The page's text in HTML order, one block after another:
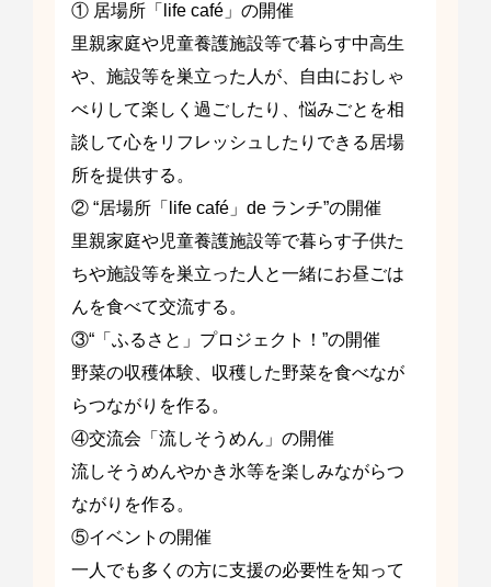
① 居場所「life café」の開催
里親家庭や児童養護施設等で暮らす中高生
や、施設等を巣立った人が、自由におしゃ
べりして楽しく過ごしたり、悩みごとを相
談して心をリフレッシュしたりできる居場
所を提供する。
② “居場所「life café」de ランチ”の開催
里親家庭や児童養護施設等で暮らす子供た
ちや施設等を巣立った人と一緒にお昼ごは
んを食べて交流する。
③“「ふるさと」プロジェクト！”の開催
野菜の収穫体験、収穫した野菜を食べなが
らつながりを作る。
④交流会「流しそうめん」の開催
流しそうめんやかき氷等を楽しみながらつ
ながりを作る。
⑤イベントの開催
一人でも多くの方に支援の必要性を知って